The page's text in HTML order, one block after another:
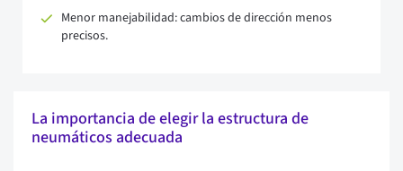
Menor manejabilidad: cambios de dirección menos
precisos.
La importancia de elegir la estructura de
neumáticos adecuada